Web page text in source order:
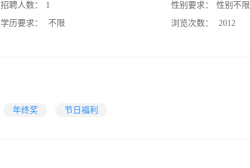
招聘人数：
1
学历要求：
不限
性别要求：
性别不限
浏览次数：
2012
年终奖 节日福利